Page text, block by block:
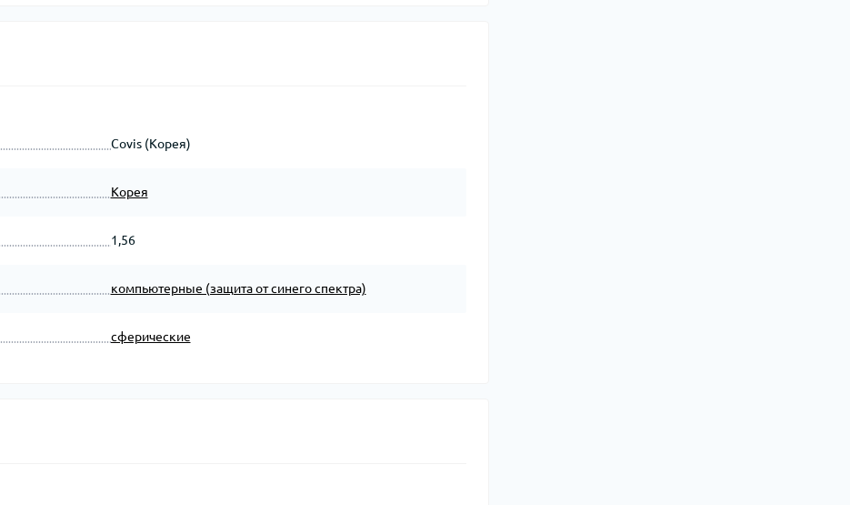
Covis (Корея)
Корея
1,56
компьютерные (защита от синего спектра)
сферические